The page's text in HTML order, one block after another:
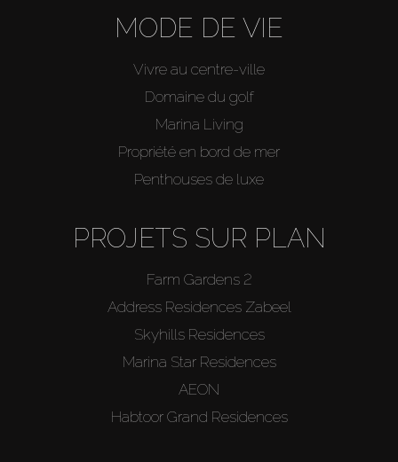
MODE DE VIE
Vivre au centre-ville
Domaine du golf
Marina Living
Propriété en bord de mer
Penthouses de luxe
PROJETS SUR PLAN
Farm Gardens 2
Address Residences Zabeel
Skyhills Residences
Marina Star Residences
AEON
Habtoor Grand Residences